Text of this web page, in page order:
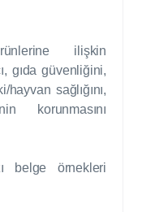
ilişkin
gıda güvenliğini,
hayvan sağlığını,
korunmasını
belge örnekleri